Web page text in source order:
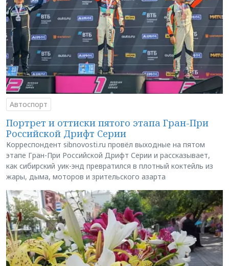
Автоспорт
Портрет и оттиски пятого этапа Гран-При
Российской Дрифт Серии
Корреспондент sibnovosti.ru провёл выходные на пятом
этапе Гран-При Российской Дрифт Серии и рассказывает,
как сибирский уик-энд превратился в плотный коктейль из
жары, дыма, моторов и зрительского азарта